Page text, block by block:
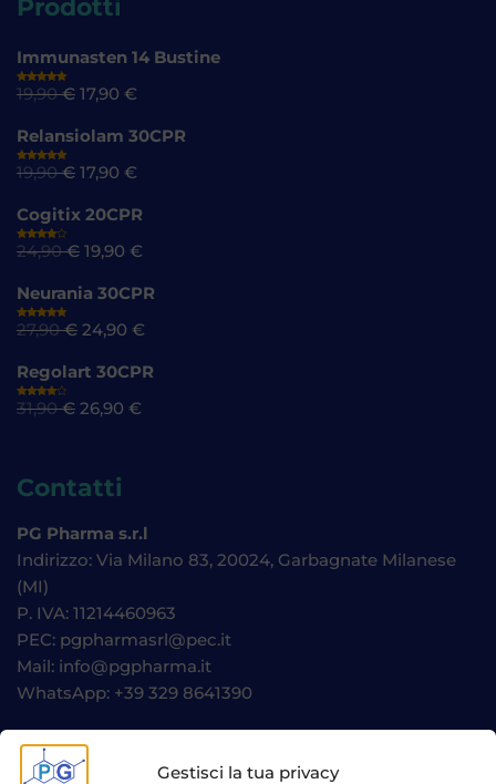
Gestisci la tua privacy
Prodotti
Immunasten 14 Bustine
Valutato
4.77 su 5
19,90€ 17,90 €
Relansiolam 30CPR
Valutato
4.72 su
19,90€ 17,90 €
Cogitix 20CPR
Valutato
4.61 su
24,90€ 19,90 €
Neurania 30CPR
Valutato
4.73 su
27,90€ 24,90 €
Regolart 30CPR
Valutato
4.52 su
31,90€ 26,90 €
Contatti
PG Pharma s.r.l
Indirizzo: Via Milano 83, 20024, Garbagnate Milanese
(MI)
P. IVA: 11214460963
PEC: pgpharmasrl@pec.it
Mail: info@pgpharma.it
WhatsApp: +39 329 8641390
Risorse utili